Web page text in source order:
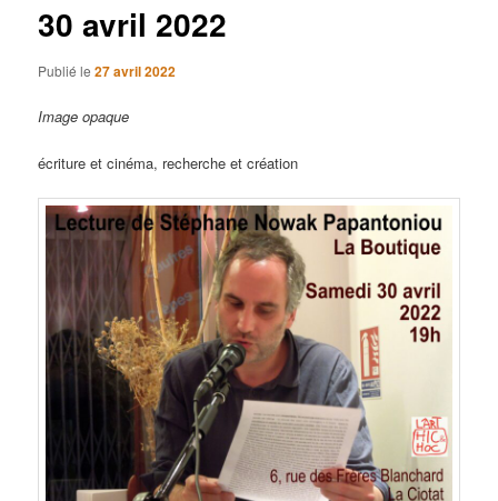
30 avril 2022
Publié le27 avril 2022
Image opaque
écriture et cinéma, recherche et création